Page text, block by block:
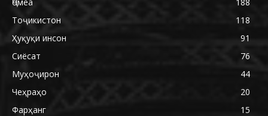
Тоҷикистон
118
Ҳуқуқи инсон
91
Сиёсат
76
Муҳоҷирон
44
Чеҳраҳо
20
Фарҳанг
15